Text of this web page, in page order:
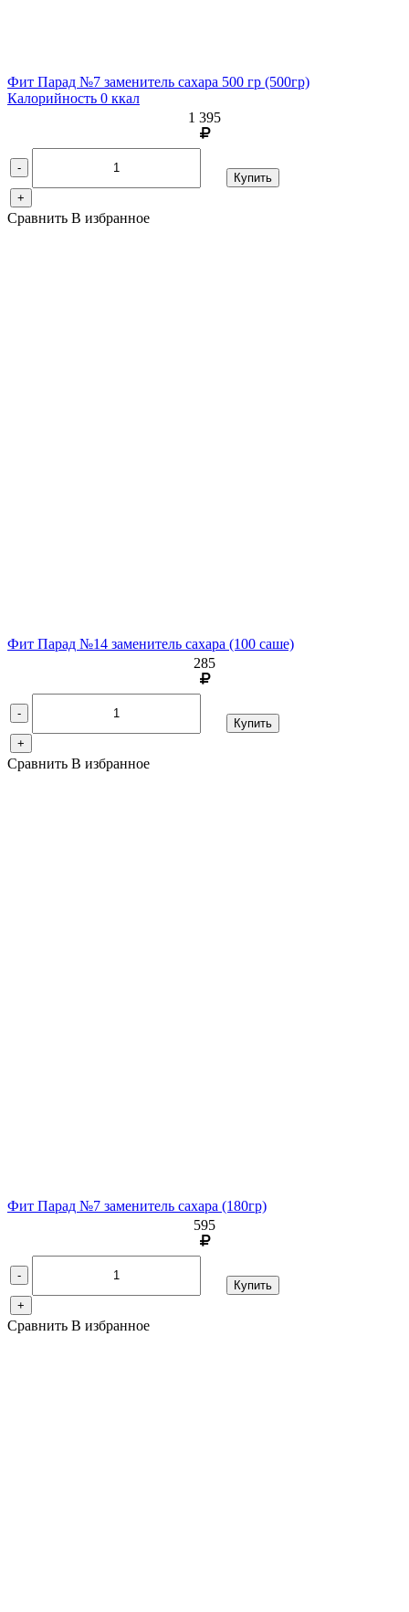
Фит Парад №7 заменитель сахара 500 гр (500гр)
Калорийность 0 ккал
1 395
-
+
Купить
Сравнить В избранное
Фит Парад №14 заменитель сахара (100 саше)
285
-
+
Купить
Сравнить В избранное
Фит Парад №7 заменитель сахара (180гр)
595
-
+
Купить
Сравнить В избранное